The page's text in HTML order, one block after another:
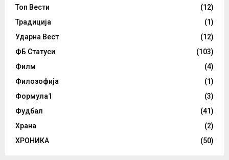
Топ Вести
(12)
Традиција
(1)
Ударна Вест
(12)
ФБ Статуси
(103)
Филм
(4)
Филозофија
(1)
Формула1
(3)
Фудбал
(41)
Храна
(2)
ХРОНИКА
(50)